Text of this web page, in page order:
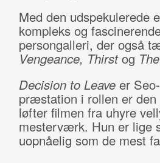
Med den udspekulerede
kompleks og
persongalleri, der også
Vengeance, Thirstog
Decision to Leaveer
præstation i rollen er
løfter filmen fra uhyre
mesterværk. Hun er lige
uopnåelig som de mest